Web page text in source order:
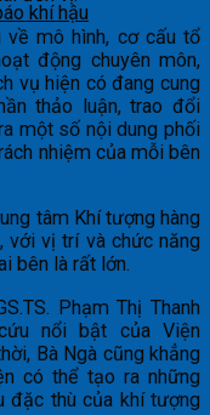
khí hậu
mô hình, cơ cấu tổ
động chuyên môn,
vụ hiện có đang cung
thảo luận, trao đổi
một số nội dung phối
nhiệm của mỗi bên
tâm Khí tượng hàng
với vị trí và chức năng
bên là rất lớn.
Phạm Thị Thanh
nổi bật của Viện
Bà Ngà cũng khẳng
có thể tạo ra những
đặc thù của khí tượng